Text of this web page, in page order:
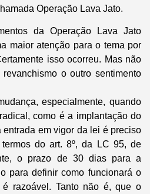
Operação Lava Jato.
da Operação Lava Jato
maior atenção para o tema por
isso ocorreu. Mas não
o outro sentimento
especialmente, quando
como é a implantação do
em vigor da lei é preciso
do art. 8º, da LC 95, de
o prazo de 30 dias para a
para definir como funcionará o
razoável. Tanto não é, que o